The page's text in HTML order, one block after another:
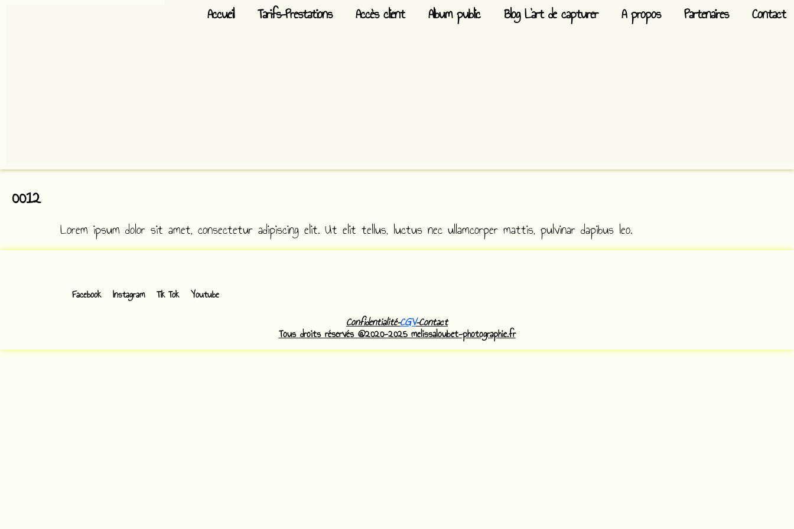
Accueil Tarifs-Prestations Accès client Album public Blog L’art de capturer A propos Partenaires Contact
0012
Lorem ipsum dolor sit amet, consectetur adipiscing elit. Ut elit tellus, luctus nec ullamcorper mattis, pulvinar dapibus leo.
Facebook Instagram Tik Tok Youtube
Confidentialité–CGV–Contact
Tous droits réservés @2020-2025 melissaloubet-photographie.fr